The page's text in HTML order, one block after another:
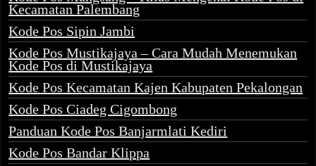
Kecamatan Palembang
Kode Pos Sipin Jambi
Kode Pos Mustikajaya – Cara Mudah Menemukan
Kode Pos di Mustikajaya
Kode Pos Kecamatan Kajen Kabupaten Pekalongan
Kode Pos Ciadeg Cigombong
Panduan Kode Pos Banjarmlati Kediri
Kode Pos Bandar Klippa